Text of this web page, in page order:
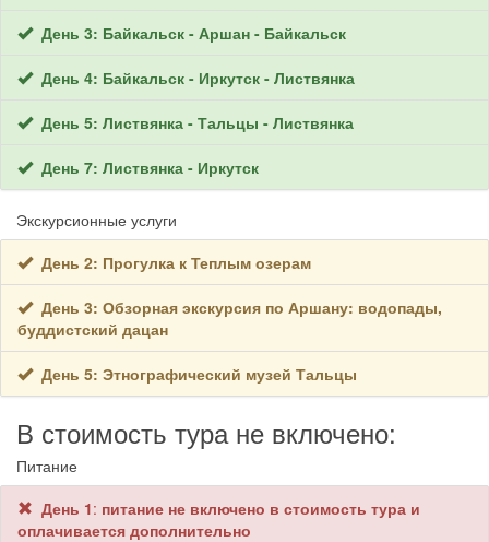
День 3: Байкальск - Аршан - Байкальск
День 4: Байкальск - Иркутск - Листвянка
День 5: Листвянка - Тальцы - Листвянка
День 7: Листвянка - Иркутск
Экскурсионные услуги
День 2: Прогулка к Теплым озерам
День 3: Обзорная экскурсия по Аршану: водопады,
буддистский дацан
День 5: Этнографический музей Тальцы
В стоимость тура не включено:
Питание
День 1: питание не включено в стоимость тура и
оплачивается дополнительно